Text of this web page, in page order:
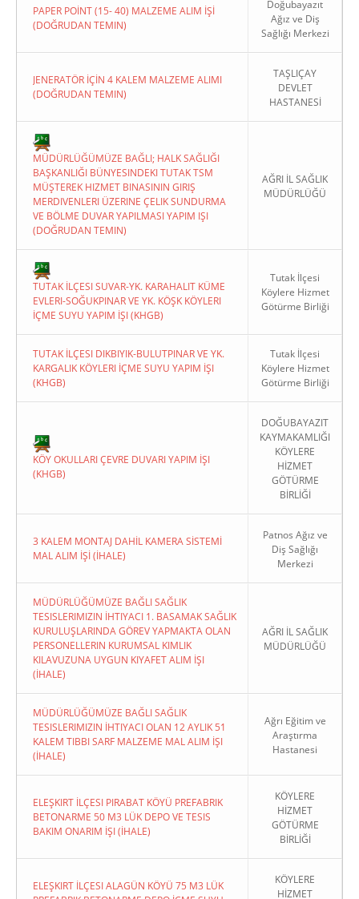
PAPER POİNT (15- 40) MALZEME ALIM İŞİ
(DOĞRUDAN TEMIN)
Doğubayazıt
Ağız ve Diş
Sağlığı Merkezi
JENERATÖR İÇİN 4 KALEM MALZEME ALIMI
(DOĞRUDAN TEMIN)
TAŞLIÇAY
DEVLET
HASTANESİ
MÜDÜRLÜĞÜMÜZE BAĞLI; HALK SAĞLIĞI
BAŞKANLIĞI BÜNYESINDEKI TUTAK TSM
MÜŞTEREK HIZMET BINASININ GIRIŞ
MERDIVENLERI ÜZERINE ÇELIK SUNDURMA
VE BÖLME DUVAR YAPILMASI YAPIM IŞI
(DOĞRUDAN TEMIN)
AĞRI İL SAĞLIK
MÜDÜRLÜĞÜ
TUTAK İLÇESI SUVAR-YK. KARAHALIT KÜME
EVLERI-SOĞUKPINAR VE YK. KÖŞK KÖYLERI
İÇME SUYU YAPIM İŞI (KHGB)
Tutak İlçesi
Köylere Hizmet
Götürme Birliği
TUTAK İLÇESI DIKBIYIK-BULUTPINAR VE YK.
KARGALIK KÖYLERI İÇME SUYU YAPIM İŞI
(KHGB)
Tutak İlçesi
Köylere Hizmet
Götürme Birliği
KÖY OKULLARI ÇEVRE DUVARI YAPIM İŞI
(KHGB)
DOĞUBAYAZIT
KAYMAKAMLIĞI
KÖYLERE
HİZMET
GÖTÜRME
BİRLİĞİ
3 KALEM MONTAJ DAHİL KAMERA SİSTEMİ
MAL ALIM İŞİ (İHALE)
Patnos Ağız ve
Diş Sağlığı
Merkezi
MÜDÜRLÜĞÜMÜZE BAĞLI SAĞLIK
TESISLERIMIZIN İHTIYACI 1. BASAMAK SAĞLIK
KURULUŞLARINDA GÖREV YAPMAKTA OLAN
PERSONELLERIN KURUMSAL KIMLIK
KILAVUZUNA UYGUN KIYAFET ALIM İŞI
(İHALE)
AĞRI İL SAĞLIK
MÜDÜRLÜĞÜ
MÜDÜRLÜĞÜMÜZE BAĞLI SAĞLIK
TESISLERIMIZIN İHTIYACI OLAN 12 AYLIK 51
KALEM TIBBI SARF MALZEME MAL ALIM İŞI
(İHALE)
Ağrı Eğitim ve
Araştırma
Hastanesi
ELEŞKIRT İLÇESI PIRABAT KÖYÜ PREFABRIK
BETONARME 50 M3 LÜK DEPO VE TESIS
BAKIM ONARIM İŞI (İHALE)
KÖYLERE
HİZMET
GÖTÜRME
BİRLİĞİ
ELEŞKIRT İLÇESI ALAGÜN KÖYÜ 75 M3 LÜK
KÖYLERE
HİZMET